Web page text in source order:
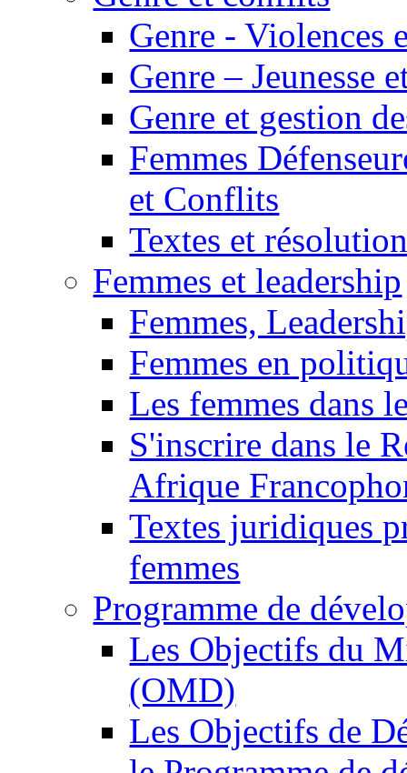
Genre - Violences
Genre – Jeunesse
Genre et gestion
Femmes
et Conflits
Textes et
Femmes et leadership
Femmes,
Femmes en
Les femmes dans
S'inscrire dans le
Afrique
Textes juridiques
femmes
Programme de
Les Objectifs du
(OMD)
Les Objectifs de